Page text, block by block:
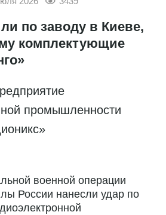
по заводу в Киеве,
комплектующие
промышленности
военной операции
России нанесли удар по